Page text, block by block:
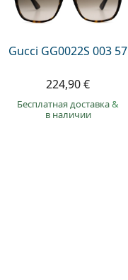
Gucci GG0022S 003 57
224,90 €
Бесплатная доставка&
в наличии